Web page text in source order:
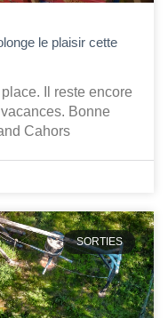
le plaisir cette
Il reste encore
Bonne
Cahors
SORTIES